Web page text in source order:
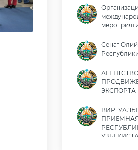
Сенат
АГЕНТСТВО
ЭКСПОРТА